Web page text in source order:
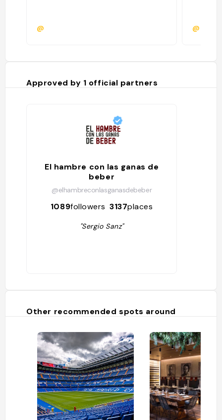
@ @
Approved by 1 official partners
El hambre con las ganas de
beber
@elhambreconlasganasdebeber
1089followers 3137places
"Sergio Sanz"
Other recommended spots around